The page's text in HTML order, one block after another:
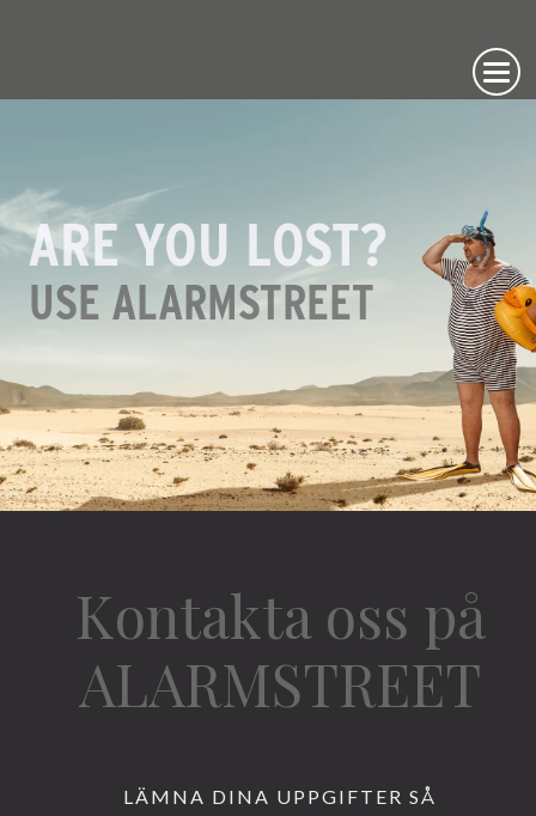
ARE YOU LOST?
USE ALARMSTREET
Kontakta oss på
ALARMSTREET
LÄMNA DINA UPPGIFTER SÅ